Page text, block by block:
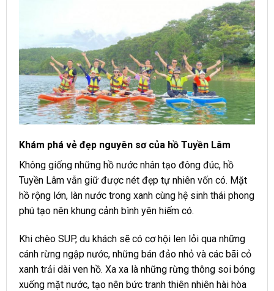
Khám phá vẻ đẹp nguyên sơ của hồ Tuyền Lâm
Không giống những hồ nước nhân tạo đông đúc, hồ
Tuyền Lâm vẫn giữ được nét đẹp tự nhiên vốn có. Mặt
hồ rộng lớn, làn nước trong xanh cùng hệ sinh thái phong
phú tạo nên khung cảnh bình yên hiếm có.
Khi chèo SUP, du khách sẽ có cơ hội len lỏi qua những
cánh rừng ngập nước, những bán đảo nhỏ và các bãi cỏ
xanh trải dài ven hồ. Xa xa là những rừng thông soi bóng
xuống mặt nước, tạo nên bức tranh thiên nhiên hài hòa